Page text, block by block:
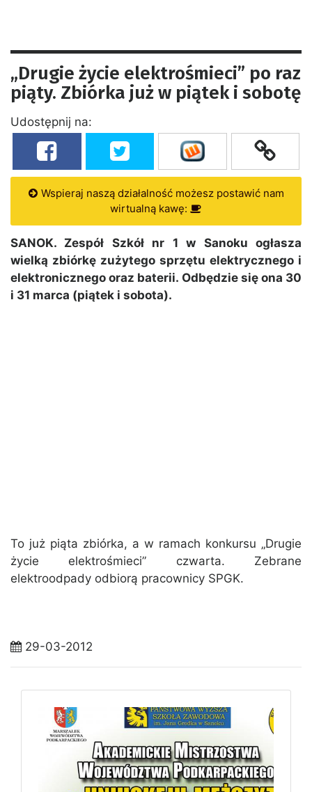
„Drugie życie elektrośmieci” po raz
piąty. Zbiórka już w piątek i sobotę
Udostępnij na:
Wspieraj naszą działalność możesz postawić nam
wirtualną kawę:
SANOK. Zespół Szkół nr 1 w Sanoku ogłasza
wielką zbiórkę zużytego sprzętu elektrycznego i
elektronicznego oraz baterii. Odbędzie się ona 30
i 31 marca (piątek i sobota).
To już piąta zbiórka, a w ramach konkursu „Drugie
życie elektrośmieci” czwarta. Zebrane
elektroodpady odbiorą pracownicy SPGK.
29-03-2012